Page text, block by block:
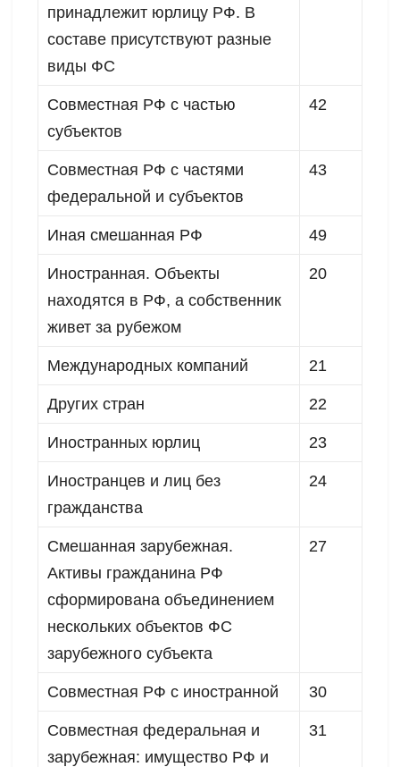
принадлежит юрлицу РФ. В
составе присутствуют разные
виды ФС
Совместная РФ с частью
субъектов
42
Совместная РФ с частями
федеральной и субъектов
43
Иная смешанная РФ 49
Иностранная. Объекты
находятся в РФ, а собственник
живет за рубежом
20
Международных компаний 21
Других стран 22
Иностранных юрлиц 23
Иностранцев и лиц без
гражданства
24
Смешанная зарубежная.
Активы гражданина РФ
сформирована объединением
нескольких объектов ФС
зарубежного субъекта
27
Совместная РФ с иностранной 30
Совместная федеральная и
зарубежная: имущество РФ и
31